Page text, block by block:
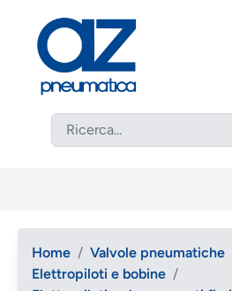
Home / Valvole pneumatiche
Elettropiloti e bobine /